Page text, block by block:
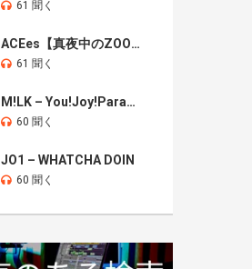
61 聞く
ACEes【真夜中のZOO】
61 聞く
M!LK – You!Joy!Parade!
60 聞く
JO1 – WHATCHA DOIN
60 聞く